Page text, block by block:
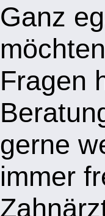
Ganz
Fragen
gerne
immer